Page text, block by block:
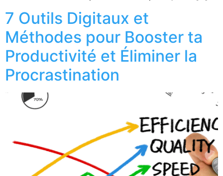
7 Outils Digitaux et
Méthodes pour Booster ta
Productivité et Éliminer la
Procrastination